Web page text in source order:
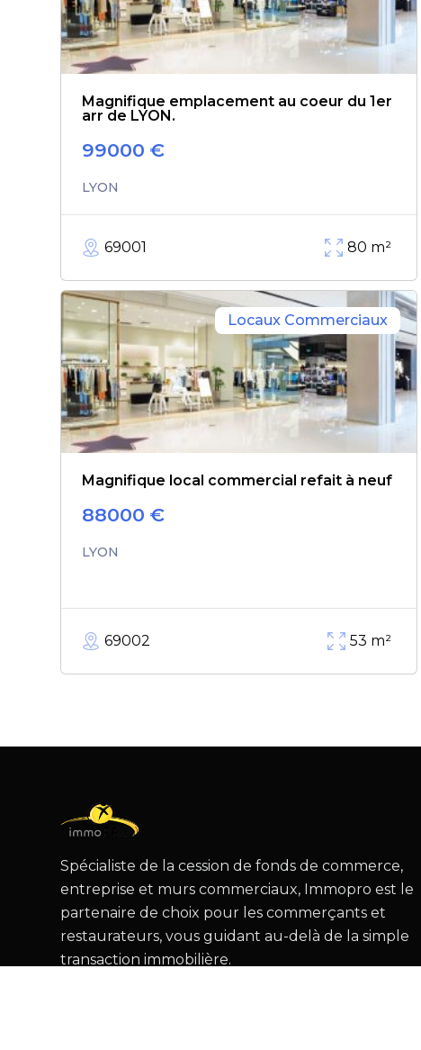
Magnifique emplacement au coeur du 1er
arr de LYON.
99000 €
LYON
69001 80 m²
Locaux Commerciaux
Magnifique local commercial refait à neuf
88000 €
LYON
69002 53 m²
Spécialiste de la cession de fonds de commerce,
entreprise et murs commerciaux, Immopro est le
partenaire de choix pour les commerçants et
restaurateurs, vous guidant au-delà de la simple
transaction immobilière.